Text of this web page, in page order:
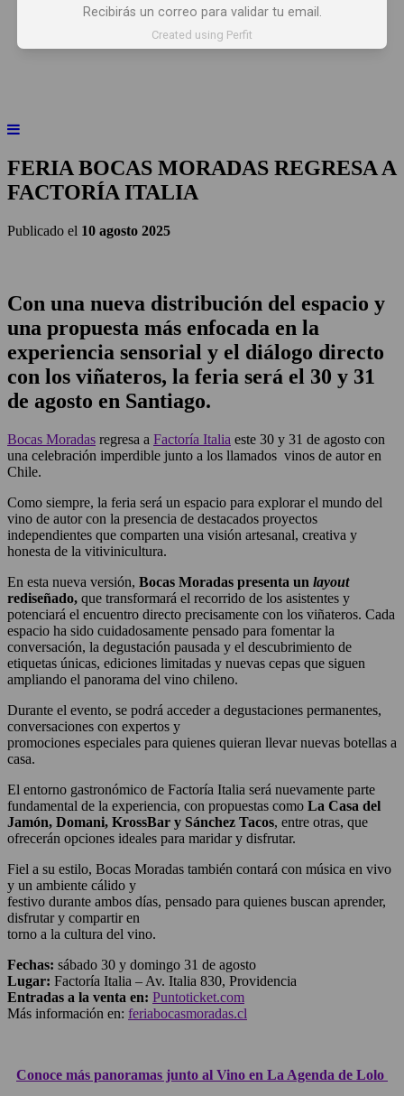
NOTICIAS ARTÍCULOS
FERIA BOCAS MORADAS REGRESA A
FACTORÍA ITALIA
Publicado el 10 agosto 2025
Con una nueva distribución del espacio y
una propuesta más enfocada en la
experiencia sensorial y el diálogo directo
con los viñateros, la feria será el 30 y 31
de agosto en Santiago.
Bocas Moradas regresa a Factoría Italia este 30 y 31 de agosto con
una celebración imperdible junto a los llamados vinos de autor en
Chile.
Como siempre, la feria será un espacio para explorar el mundo del
vino de autor con la presencia de destacados proyectos
independientes que comparten una visión artesanal, creativa y
honesta de la vitivinicultura.
En esta nueva versión, Bocas Moradas presenta un layout
rediseñado, que transformará el recorrido de los asistentes y
potenciará el encuentro directo precisamente con los viñateros. Cada
espacio ha sido cuidadosamente pensado para fomentar la
conversación, la degustación pausada y el descubrimiento de
etiquetas únicas, ediciones limitadas y nuevas cepas que siguen
ampliando el panorama del vino chileno.
Durante el evento, se podrá acceder a degustaciones permanentes,
conversaciones con expertos y
promociones especiales para quienes quieran llevar nuevas botellas a
casa.
El entorno gastronómico de Factoría Italia será nuevamente parte
fundamental de la experiencia, con propuestas como La Casa del
Jamón, Domani, KrossBar y Sánchez Tacos, entre otras, que
ofrecerán opciones ideales para maridar y disfrutar.
Fiel a su estilo, Bocas Moradas también contará con música en vivo
y un ambiente cálido y
festivo durante ambos días, pensado para quienes buscan aprender,
disfrutar y compartir en
torno a la cultura del vino.
Fechas: sábado 30 y domingo 31 de agosto
Lugar: Factoría Italia – Av. Italia 830, Providencia
Entradas a la venta en: Puntoticket.com
Más información en: feriabocasmoradas.cl
Conoce más panoramas junto al Vino en La Agenda de Lolo
Recibirás un correo para validar tu email.
Created using Perfit